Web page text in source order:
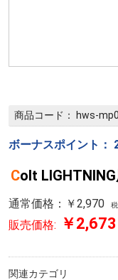
商品コード： hws-
ボーナスポイント：
Colt
通常価格：￥2,970
販売価格: ￥2,673
関連カテゴリ